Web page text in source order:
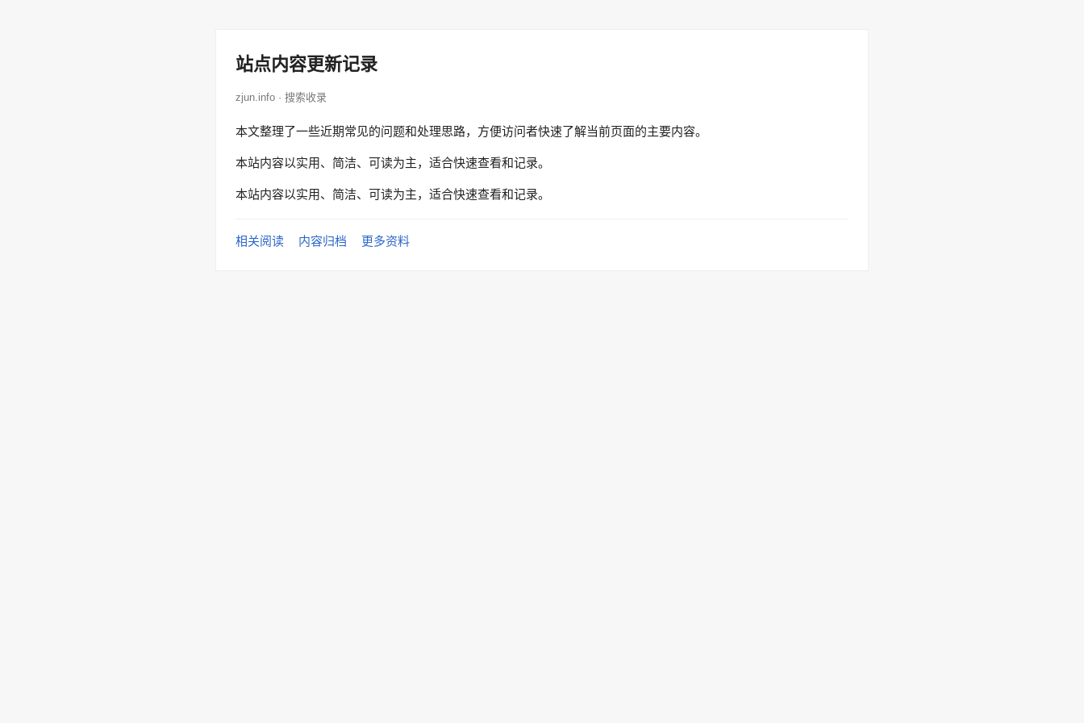
站点内容更新记录
zjun.info · 搜索收录
本文整理了一些近期常见的问题和处理思路，方便访问者快速了解当前页面的主要内容。
本站内容以实用、简洁、可读为主，适合快速查看和记录。
本站内容以实用、简洁、可读为主，适合快速查看和记录。
相关阅读 内容归档 更多资料